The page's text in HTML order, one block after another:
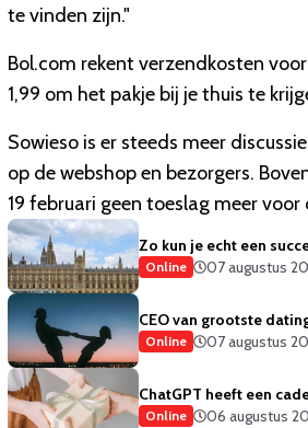
te vinden zijn."
Bol.com rekent verzendkosten
1,99 om het pakje bij je thuis te
Sowieso is er steeds meer
op de webshop en bezorgers.
19 februari geen toeslag meer
Zo kun je echt een
Online 07 augustus
CEO van grootste
Online 07 augustus
ChatGPT heeft een
Online 06 augustus